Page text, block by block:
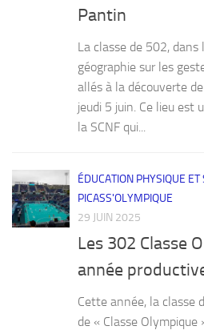
Pantin
La classe de 502, dans
géographie sur les
allés à la découverte
jeudi 5 juin. Ce lieu est
la SCNF qui...
ÉDUCATION PHYSIQUE ET
PICASS'OLYMPIQUE
29 JUIN 2025
Les 302 Classe
année
Cette année, la classe
de « Classe Olympique